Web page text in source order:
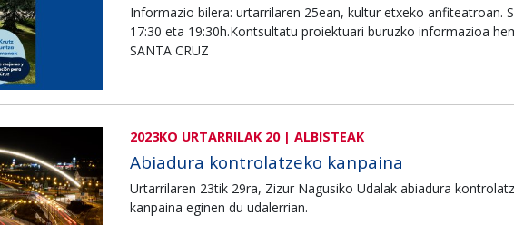
Informazio bilera: urtarrilaren 25ean, kultur etxeko anfiteatroan.
17:30 eta 19:30h.Kontsultatu proiektuari buruzko informazioa
SANTA CRUZ
2023KO URTARRILAK 20 | ALBISTEAK
Abiadura kontrolatzeko kanpaina
Urtarrilaren 23tik 29ra, Zizur Nagusiko Udalak abiadura
kanpaina eginen du udalerrian.